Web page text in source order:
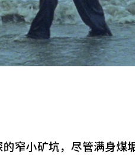
窄小矿坑，尽管满身煤